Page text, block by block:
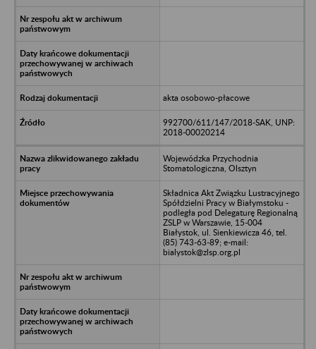
akta osobowo-płacowe
992700/611/147/2018-SAK, UNP:
2018-00020214
Wojewódzka Przychodnia
Stomatologiczna, Olsztyn
Składnica Akt Związku Lustracyjnego
Spółdzielni Pracy w Białymstoku -
podległa pod Delegaturę Regionalną
ZSLP w Warszawie, 15-004
Białystok, ul. Sienkiewicza 46, tel.
(85) 743-63-89; e-mail:
bialystok@zlsp.org.pl